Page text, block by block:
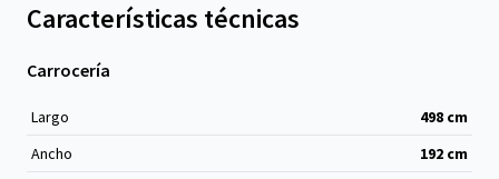
Características técnicas
Carrocería
Largo 498 cm
Ancho
192 cm